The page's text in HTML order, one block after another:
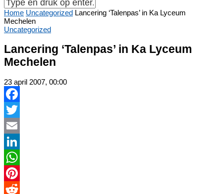
Home Uncategorized Lancering ‘Talenpas’ in Ka Lyceum
Mechelen
Uncategorized
Lancering ‘Talenpas’ in Ka Lyceum
Mechelen
23 april 2007, 00:00
Facebook
Twitter
Email
LinkedIn
WhatsApp
Pinterest